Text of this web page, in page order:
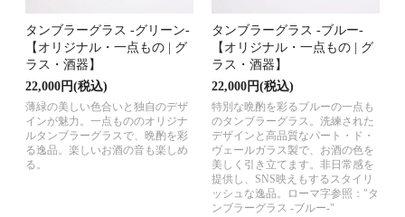
タンブラーグラス -グリーン-
【オリジナル・一点もの | グ
ラス・酒器】
22,000円(税込)
薄緑の美しい色合いと独自のデザ
インが魅力。一点もののオリジナ
ルタンブラーグラスで、晩酌を彩
る逸品。楽しいお酒の音も楽しめ
る。
タンブラーグラス -ブルー-
【オリジナル・一点もの | グ
ラス・酒器】
22,000円(税込)
特別な晩酌を彩るブルーの一点も
のタンブラーグラス。洗練された
デザインと高品質なパート・ド・
ヴェールガラス製で、お酒の色を
美しく引き立てます。非日常感を
提供し、SNS映えもするスタイリ
ッシュな逸品。ローマ字参照："タ
ンブラーグラス -ブルー-"